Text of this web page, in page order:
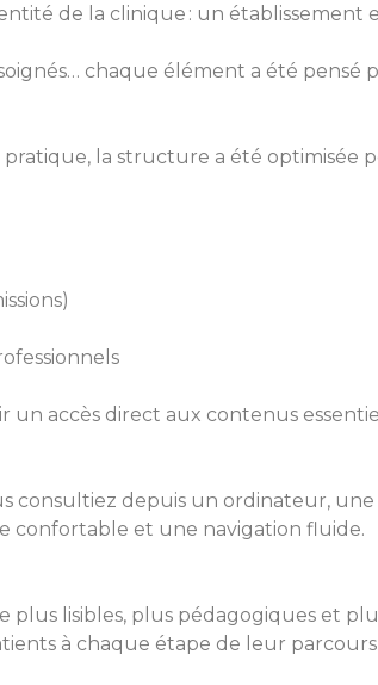
de la clinique : un
chaque élément a été
la structure a été
un accès direct aux contenus
consultiez depuis un ordinateur,
confortable et une navigation fluide.
lisibles, plus pédagogiques et
à chaque étape de leur